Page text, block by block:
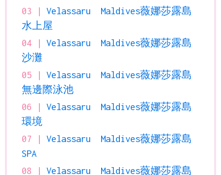
Velassaru Maldives薇娜莎露島
水上屋
Velassaru Maldives薇娜莎露島
沙灘
Velassaru Maldives薇娜莎露島
無邊際泳池
Velassaru Maldives薇娜莎露島
環境
Velassaru Maldives薇娜莎露島
SPA
Velassaru Maldives薇娜莎露島